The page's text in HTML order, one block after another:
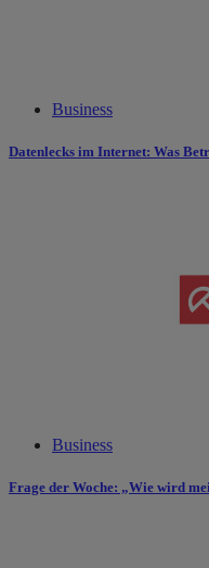
Business
Datenlecks im Internet: Was
Business
Frage der Woche: „Wie wird